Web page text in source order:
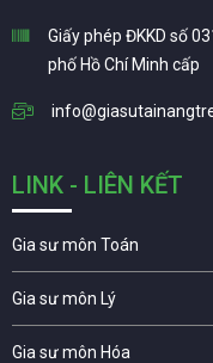
Giấy phép ĐKKD số
phố Hồ Chí Minh cấp
LINK - LIÊN KẾT
Gia sư môn Toán
Gia sư môn Lý
Gia sư môn Hóa